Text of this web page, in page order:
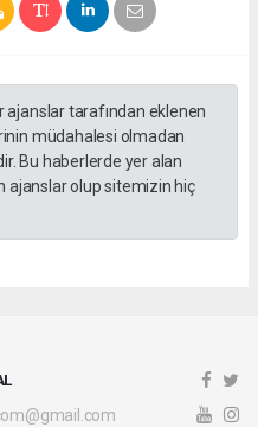
ajanslar tarafından eklenen
müdahalesi olmadan
Bu haberlerde yer alan
ajanslar olup sitemizin hiç